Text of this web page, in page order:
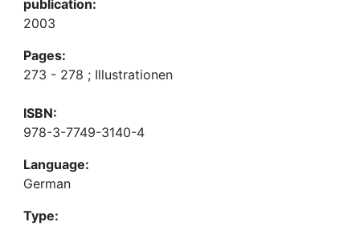
publication:
2003
Pages:
273 - 278 ; Illustrationen
ISBN:
978-3-7749-3140-4
Language:
German
Type: